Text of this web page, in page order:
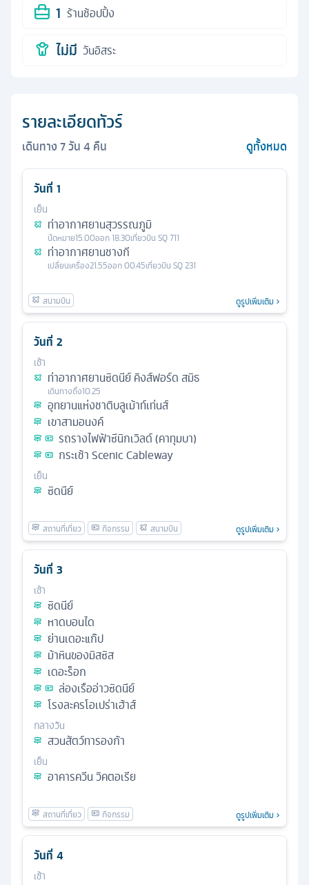
1 ร้านช้อปปิ้ง
ไม่มี วันอิสระ
รายละเอียดทัวร์
เดินทาง7วัน4 คืน ดูทั้งหมด
วันที่ 1
เย็น
ท่าอากาศยานสุวรรณภูมิ
นัดหมาย15.00ออก18.30เที่ยวบิน SQ 711
ท่าอากาศยานชางกี
เปลี่ยนเครื่อง21.55ออก00.45เที่ยวบิน SQ 231
ดูรูปเพิ่มเติม
วันที่ 2
เช้า
ท่าอากาศยานซิดนีย์ คิงส์ฟอร์ด สมิธ
เดินทางถึง10.25
อุทยานแห่งชาติบลูเม้าท์เท่นส์
เขาสามอนงค์
รถรางไฟฟ้าซีนิกเวิลด์ (คาทุมบา)
กระเช้า Scenic Cableway
เย็น
ซิดนีย์
ดูรูปเพิ่มเติม
วันที่ 3
เช้า
ซิดนีย์
หาดบอนได
ย่านเดอะแก๊ป
ม้าหินของมิสซิส
เดอะร็อก
ล่องเรืออ่าวซิดนีย์
โรงละครโอเปร่าเฮ้าส์
กลางวัน
สวนสัตว์ทารองก้า
เย็น
อาคารควีน วิคตอเรีย
ดูรูปเพิ่มเติม
วันที่ 4
เช้า